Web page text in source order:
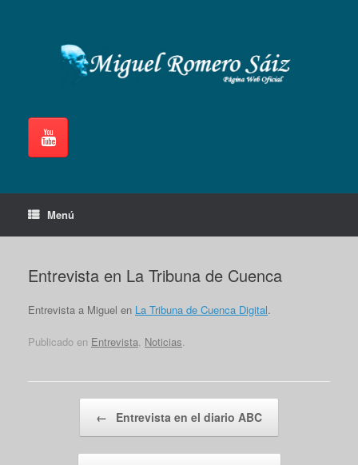
Menú
Entrevista en La Tribuna de Cuenca
Entrevista a Miguel en La Tribuna de Cuenca Digital.
Publicado en Entrevista, Noticias.
← Entrevista en el diario ABC